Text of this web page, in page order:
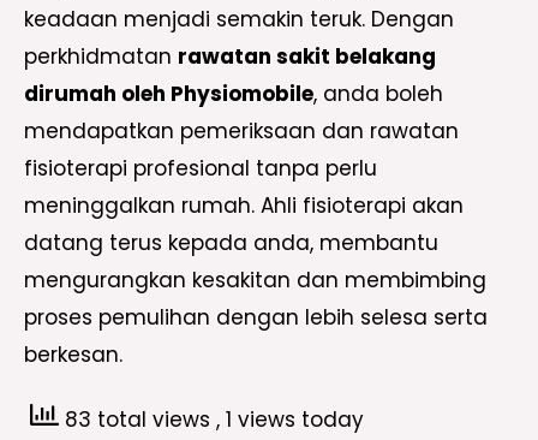
keadaan menjadi semakin teruk. Dengan
perkhidmatan rawatan sakit belakang
dirumah oleh Physiomobile, anda boleh
mendapatkan pemeriksaan dan rawatan
fisioterapi profesional tanpa perlu
meninggalkan rumah. Ahli fisioterapi akan
datang terus kepada anda, membantu
mengurangkan kesakitan dan membimbing
proses pemulihan dengan lebih selesa serta
berkesan.
83 total views , 1 views today